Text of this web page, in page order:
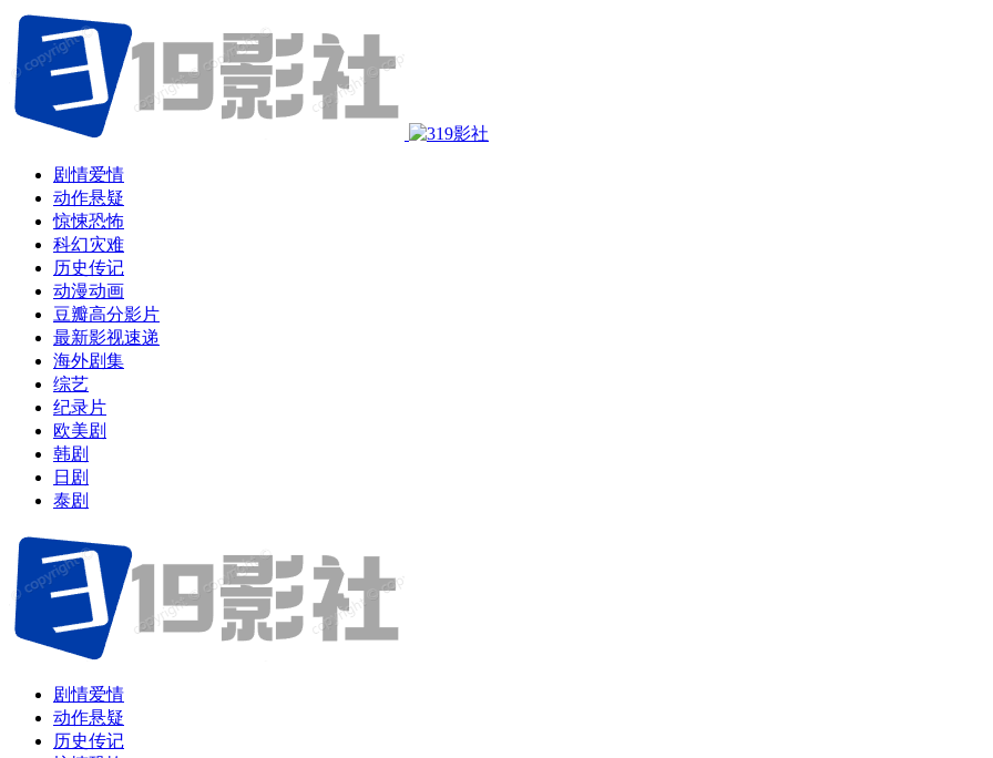
剧情爱情
动作悬疑
惊悚恐怖
科幻灾难
历史传记
动漫动画
豆瓣高分影片
最新影视速递
海外剧集
综艺
纪录片
欧美剧
韩剧
日剧
泰剧
剧情爱情
动作悬疑
历史传记